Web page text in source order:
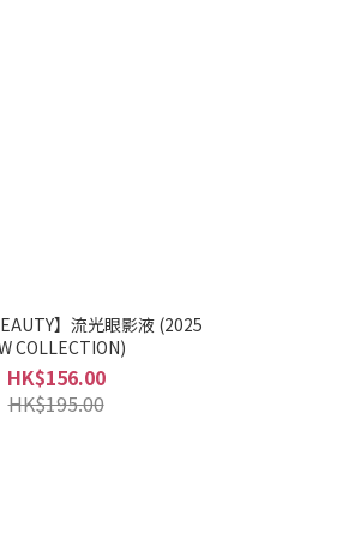
】流光眼影液 (2025
COLLECTION)
HK$156.00
HK$195.00